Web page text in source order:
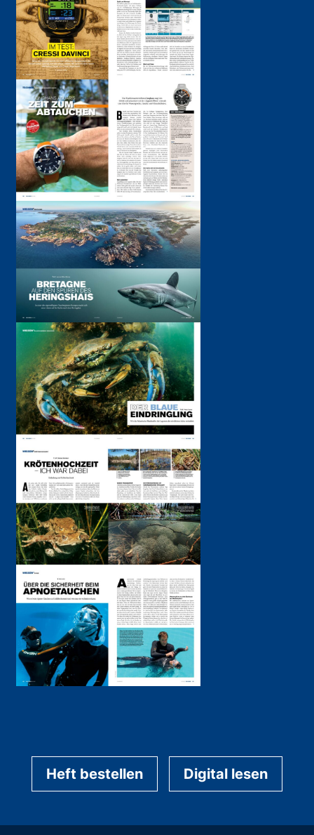
Heft bestellen Digital lesen